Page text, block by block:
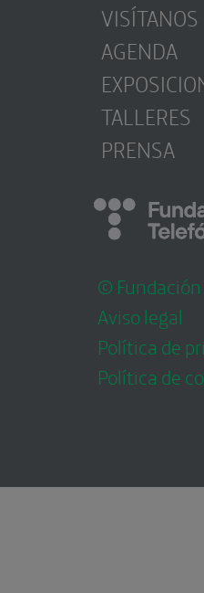
VISÍTANOS
AGENDA
TALLERES
PRENSA
©
Aviso legal
Política de
Política de